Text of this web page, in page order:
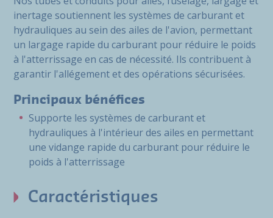
inertage soutiennent les systèmes de carburant et
hydrauliques au sein des ailes de l'avion, permettant
un largage rapide du carburant pour réduire le poids
à l'atterrissage en cas de nécessité. Ils contribuent à
garantir l'allégement et des opérations sécurisées.
Principaux bénéfices
Supporte les systèmes de carburant et
hydrauliques à l'intérieur des ailes en permettant
une vidange rapide du carburant pour réduire le
poids à l'atterrissage
Caractéristiques